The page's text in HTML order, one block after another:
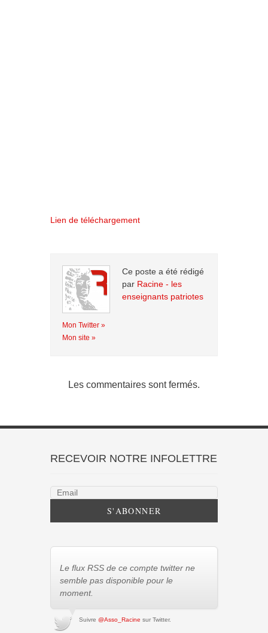
Lien de téléchargement
Ce poste a été rédigé
par Racine - les
enseignants patriotes
Mon Twitter »
Mon site »
Les commentaires sont fermés.
RECEVOIR NOTRE INFOLETTRE
Le flux RSS de ce compte twitter ne
semble pas disponible pour le
moment.
Suivre @Asso_Racine sur Twitter.